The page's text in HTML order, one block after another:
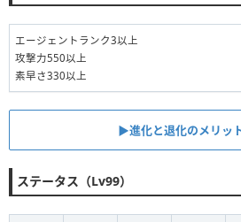
エージェントランク3以上
攻撃力550以上
素早さ330以上
▶︎進化と退化のメリッ
ステータス（Lv99）